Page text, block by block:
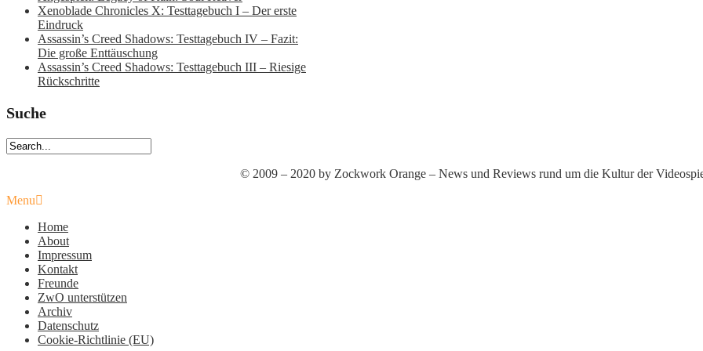
Xenoblade Chronicles X: Testtagebuch I – Der erste
Eindruck
Assassin’s Creed Shadows: Testtagebuch IV – Fazit:
Die große Enttäuschung
Assassin’s Creed Shadows: Testtagebuch III – Riesige
Rückschritte
Suche
© 2009 – 2020 by Zockwork Orange – News und Reviews rund um die Kultur der
Menu
Home
About
Impressum
Kontakt
Freunde
ZwO unterstützen
Archiv
Datenschutz
Cookie-Richtlinie (EU)